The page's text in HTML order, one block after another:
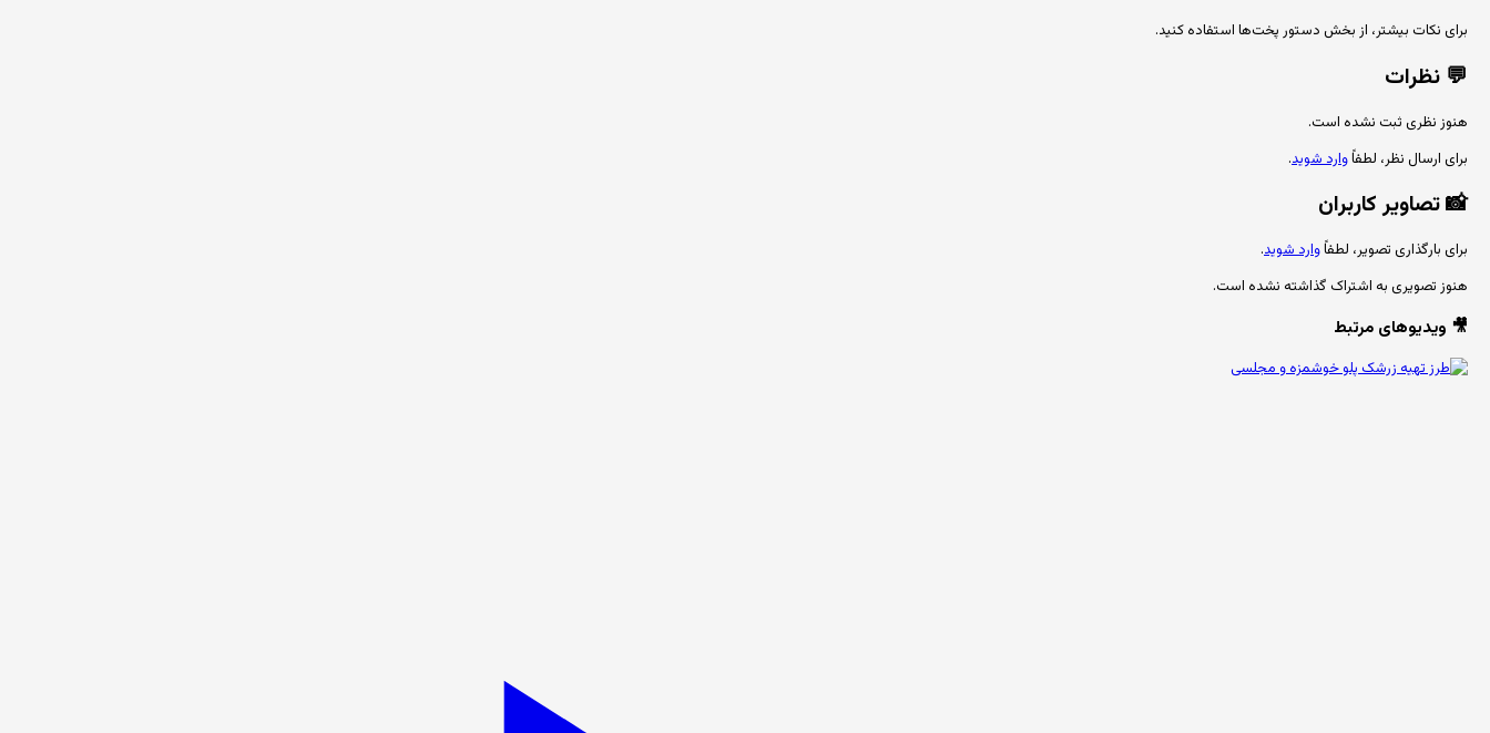
برای نکات بیشتر، از بخش دستور پخت‌ها استفاده کنید.
💬 نظرات
هنوز نظری ثبت نشده است.
برای ارسال نظر، لطفاًوارد شوید.
📸تصاویر کاربران
برای بارگذاری تصویر، لطفاًوارد شوید.
هنوز تصویری به اشتراک گذاشته نشده است.
🎥 ویدیوهای مرتبط